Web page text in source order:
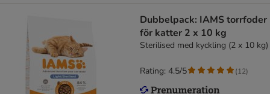
Dubbelpack: IAMS torrfoder
för katter 2 x 10 kg
Sterilised med kyckling (2 x 10 kg)
Rating: 4.5/5 (12)